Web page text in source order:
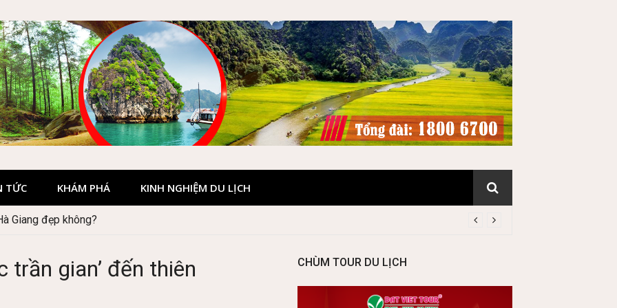
TỨC KHÁM PHÁ KINH NGHIỆM DU LỊCH
gia Cúc Phương
trần gian’ đến thiên CHÙM TOUR DU LỊCH